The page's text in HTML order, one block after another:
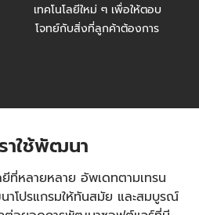
เทคโนโลยีใหม่ ๆ เพื่อให้ตอบ
โจทย์กับสิ่งที่ลูกค้าต้องการ
าใช้พัฒนา
ยีที่หลายหลาย อัพเดทตามเทรน
โปรแกรมให้ทันสมัย และสมบูรณ์